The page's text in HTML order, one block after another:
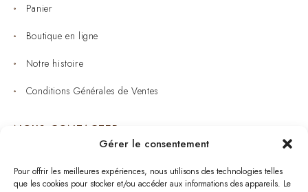
Gérer le consentement
Pour offrir les meilleures expériences, nous utilisons des technologies telles
que les cookies pour stocker et/ou accéder aux informations des appareils. Le
Panier
Boutique en ligne
Notre histoire
Conditions Générales de Ventes
NOUS CONTACTER
Bijouterie : 05 53 53 64 11